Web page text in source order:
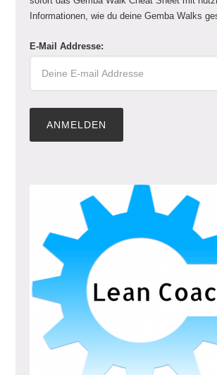
Informationen, wie du deine Gemba Walks
E-Mail Addresse: